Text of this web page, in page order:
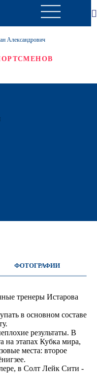
Александрович
ФОТОГРАФИИ
тренеры Истарова
в основном составе
результаты. В
на этапах Кубка мира,
места: второе
в Солт Лейк Сити -